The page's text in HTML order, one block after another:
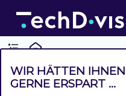
Referenzen
WIR HÄTTEN
GERNE ERSPART ...